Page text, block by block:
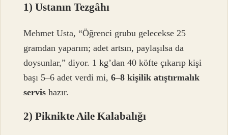
1) Ustanın Tezgâhı
Mehmet Usta, “Öğrenci grubu gelecekse 25
gramdan yaparım; adet artsın, paylaşılsa da
doysunlar,” diyor. 1 kg’dan 40 köfte çıkarıp kişi
başı 5–6 adet verdi mi,6–8 kişilik atıştırmalık
servis hazır.
2) Piknikte Aile Kalabalığı